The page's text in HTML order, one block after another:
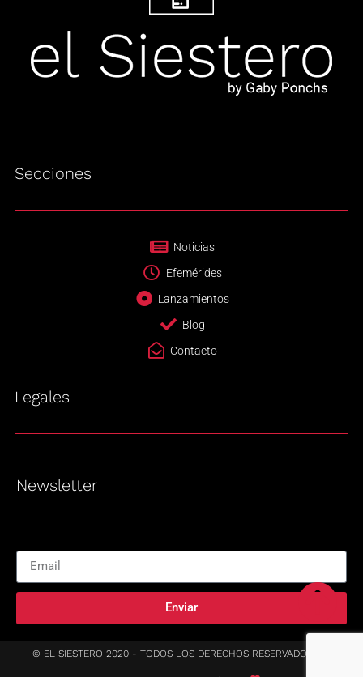
Secciones
Noticias
Efemérides
Lanzamientos
Blog
Contacto
Legales
Newsletter
Enviar
© EL SIESTERO 2020 - TODOS LOS DERECHOS RESERVADOS